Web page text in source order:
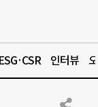
ESG·CSR 인터뷰